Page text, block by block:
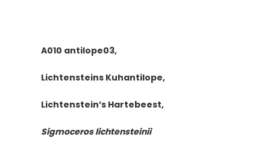
A010 antilope03,
Lichtensteins Kuhantilope,
Lichtenstein’s Hartebeest,
Sigmoceros lichtensteinii